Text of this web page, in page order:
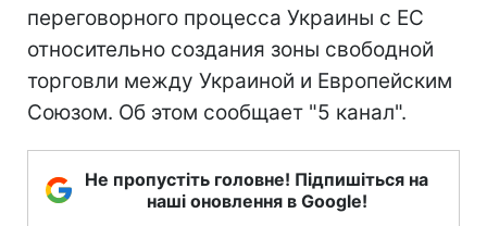
переговорного процесса Украины с ЕС
относительно создания зоны свободной
торговли между Украиной и Европейским
Союзом. Об этом сообщает "5 канал".
Не пропустіть головне! Підпишіться на
наші оновлення в Google!